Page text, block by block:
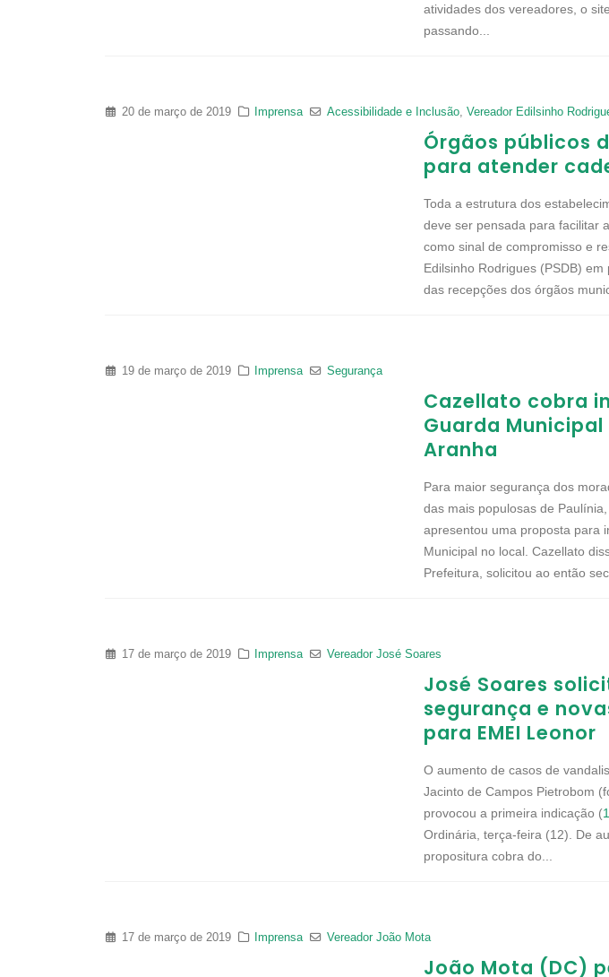
atividades dos vereadores, o
passando...
20 de março de 2019 Imprensa Acessibilidade e Inclusão, Vereador Edilsinho
Órgãos públicos
para atender
Toda a estrutura dos
deve ser pensada para facilitar
como sinal de compromisso e
Edilsinho Rodrigues (PSDB)
das recepções dos órgãos
19 de março de 2019 Imprensa Segurança
Cazellato cobra
Guarda
Aranha
Para maior segurança dos
das mais populosas de
apresentou uma proposta para
Municipal no local. Cazellato
Prefeitura, solicitou ao então
17 de março de 2019 Imprensa Vereador José Soares
José Soares
segurança e
para EMEI Leonor
O aumento de casos de
Jacinto de Campos Pietrobom
provocou a primeira indicação (
Ordinária, terça-feira (12). De
propositura cobra do...
17 de março de 2019 Imprensa Vereador João Mota
João Mota (DC)